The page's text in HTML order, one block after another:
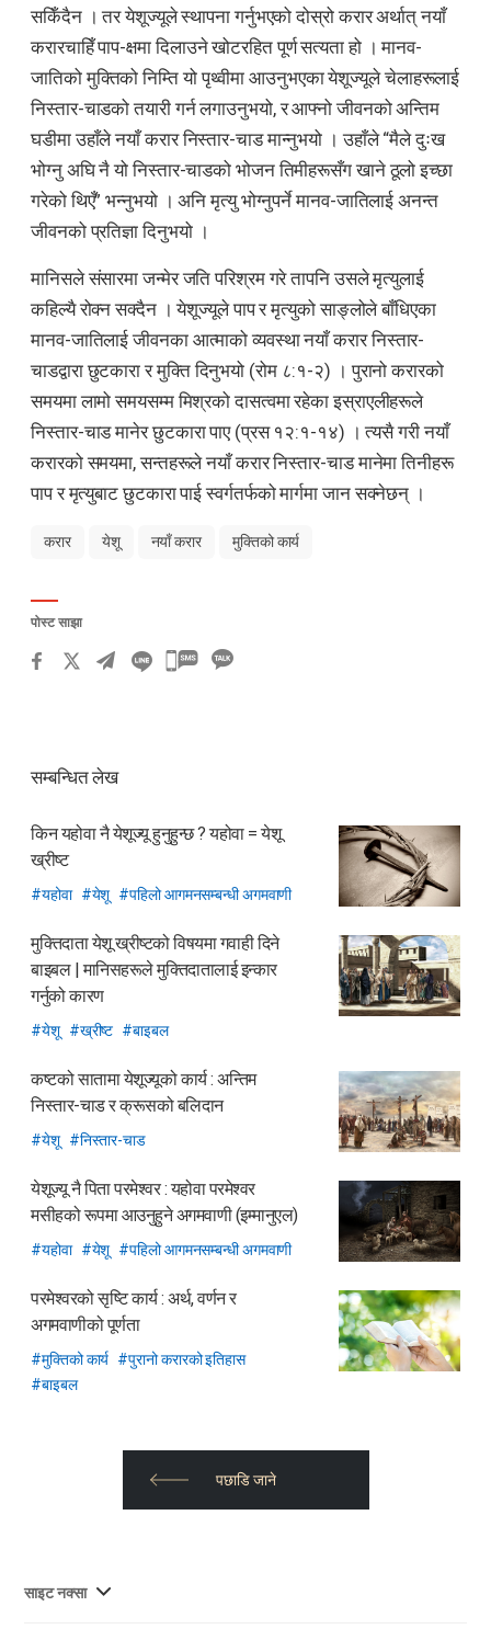
सकिँदैन । तर येशूज्यूले स्थापना गर्नुभएको दोस्रो करार अर्थात् नयाँ
करारचाहिँ पाप-क्षमा दिलाउने खोटरहित पूर्ण सत्यता हो । मानव-
जातिको मुक्तिको निम्ति यो पृथ्वीमा आउनुभएका येशूज्यूले चेलाहरूलाई
निस्तार-चाडको तयारी गर्न लगाउनुभयो, र आफ्नो जीवनको अन्तिम
घडीमा उहाँले नयाँ करार निस्तार-चाड मान्नुभयो । उहाँले “मैले दुःख
भोग्नु अघि नै यो निस्तार-चाडको भोजन तिमीहरूसँग खाने ठूलो इच्छा
गरेको थिएँ” भन्नुभयो । अनि मृत्यु भोग्नुपर्ने मानव-जातिलाई अनन्त
जीवनको प्रतिज्ञा दिनुभयो ।
मानिसले संसारमा जन्मेर जति परिश्रम गरे तापनि उसले मृत्युलाई
कहिल्यै रोक्न सक्दैन । येशूज्यूले पाप र मृत्युको साङ्लोले बाँधिएका
मानव-जातिलाई जीवनका आत्माको व्यवस्था नयाँ करार निस्तार-
चाडद्वारा छुटकारा र मुक्ति दिनुभयो (रोम ८:१-२) । पुरानो करारको
समयमा लामो समयसम्म मिश्रको दासत्वमा रहेका इस्राएलीहरूले
निस्तार-चाड मानेर छुटकारा पाए (प्रस १२:१-१४) । त्यसै गरी नयाँ
करारको समयमा, सन्तहरूले नयाँ करार निस्तार-चाड मानेमा तिनीहरू
पाप र मृत्युबाट छुटकारा पाई स्वर्गतर्फको मार्गमा जान सक्नेछन् ।
करार येशू नयाँ करार मुक्तिको कार्य
पोस्ट साझा
카
하
सम्बन्धित लेख
किन यहोवा नै येशूज्यू हुनुहुन्छ ?यहोवा = येशू
ख्रीष्ट
यहोवा येशू पहिलो आगमनसम्बन्धी अगमवाणी
मुक्तिदाता येशू ख्रीष्टको विषयमा गवाही दिने
बाइबल | मानिसहरूले मुक्तिदातालाई इन्कार
गर्नुको कारण
येशू ख्रीष्ट बाइबल
कष्टको सातामा येशूज्यूको कार्य : अन्तिम
निस्तार-चाड र क्रूसको बलिदान
येशू निस्तार-चाड
येशूज्यू नै पिता परमेश्वर :यहोवा परमेश्वर
मसीहको रूपमा आउनुहुने अगमवाणी (इम्मानुएल)
यहोवा येशू पहिलो आगमनसम्बन्धी अगमवाणी
परमेश्वरको सृष्टि कार्य : अर्थ, वर्णन र
अगमवाणीको पूर्णता
मुक्तिको कार्य
पुरानो करारको इतिहास
बाइबल
पछाडि जाने
साइट नक्सा 사